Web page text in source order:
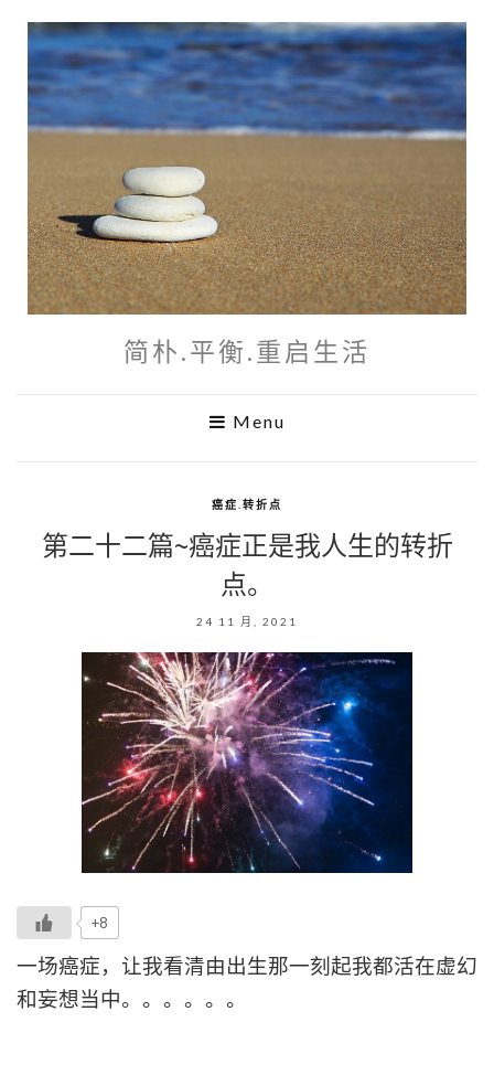
简朴.平衡.重启生活
Menu
癌症.转折点
第二十二篇~癌症正是我人生的转折
点。
24 11 月, 2021
+8
一场癌症，让我看清由出生那一刻起我都活在虚幻
和妄想当中。。。。。。